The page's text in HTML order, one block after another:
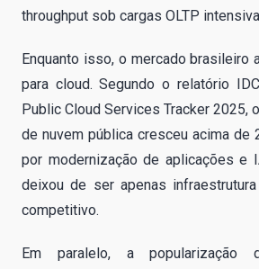
throughput sob cargas OLTP
Enquanto isso, o mercado brasileiro
para cloud. Segundo o relatório
Public Cloud Services Tracker 2025,
de nuvem pública cresceu acima de
por modernização de aplicações e
deixou de ser apenas
competitivo.
Em paralelo, a popularização